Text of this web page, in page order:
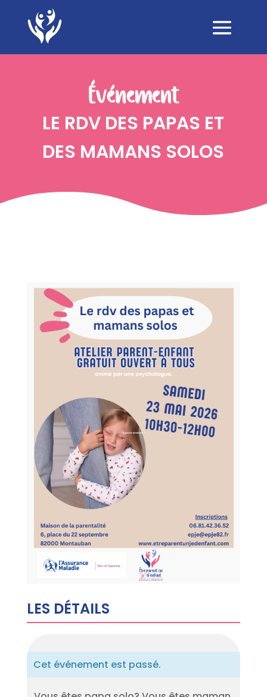
Événement
LE RDV DES PAPAS ET
DES MAMANS SOLOS
LES DÉTAILS
Cet événement est passé.